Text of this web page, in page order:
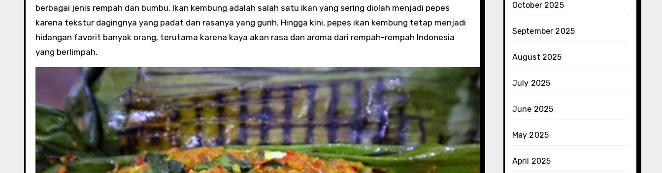
berbagai jenis rempah dan bumbu. Ikan kembung adalah salah satu ikan yang sering diolah menjadi pepes
karena tekstur dagingnya yang padat dan rasanya yang gurih. Hingga kini, pepes ikan kembung tetap menjadi
hidangan favorit banyak orang, terutama karena kaya akan rasa dan aroma dari rempah-rempah Indonesia
yang berlimpah.
October 2025
September 2025
August 2025
July 2025
June 2025
May 2025
April 2025